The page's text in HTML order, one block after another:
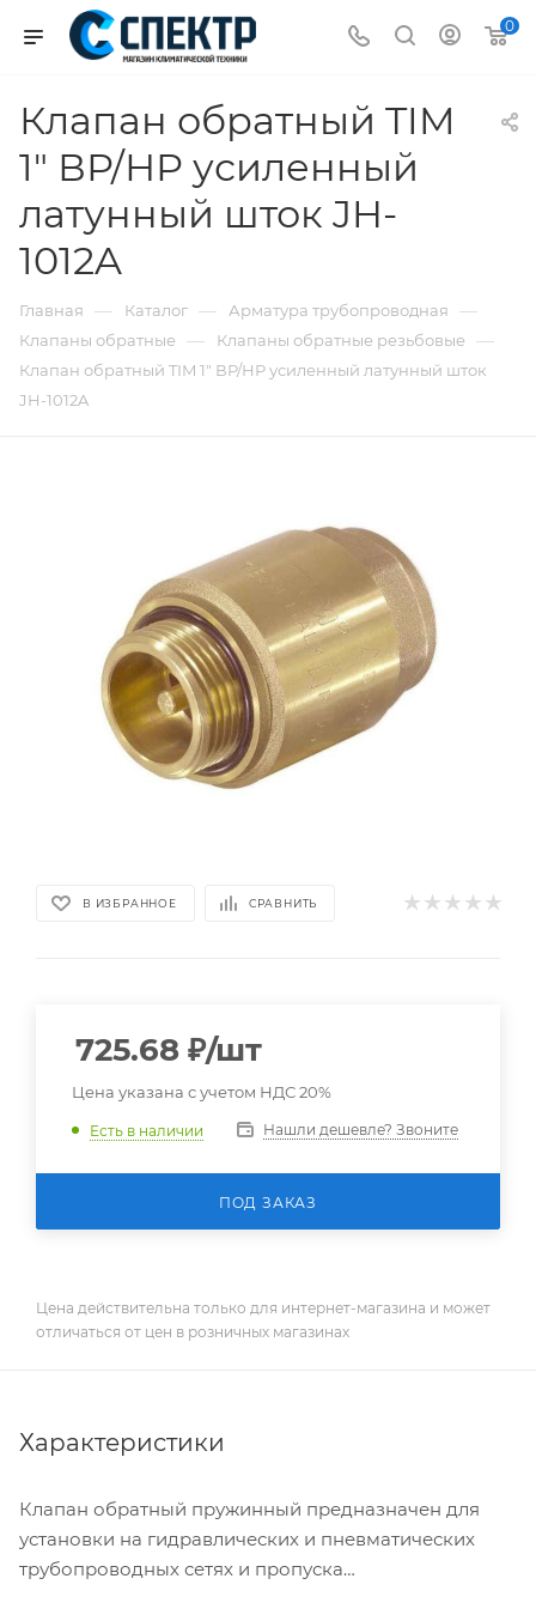
0
Клапан обратный TIM
1" ВР/НР усиленный
латунный шток JH-
1012A
Главная — Каталог — Арматура трубопроводная —
Клапаны обратные — Клапаны обратные резьбовые —
Клапан обратный TIM 1" ВР/НР усиленный латунный шток
JH-1012A
В ИЗБРАННОЕ СРАВНИТЬ
725.68 ₽/шт
Цена указана с учетом НДС 20%
Есть в наличии Нашли дешевле? Звоните
ПОД ЗАКАЗ
Цена действительна только для интернет-магазина и может
отличаться от цен в розничных магазинах
Характеристики
Клапан обратный пружинный предназначен для
установки на гидравлических и пневматических
трубопроводных сетях и пропуска